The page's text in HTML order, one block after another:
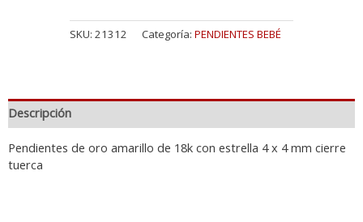
SKU: 21312 Categoría: PENDIENTES BEBÉ
Descripción
Pendientes de oro amarillo de 18k con estrella 4 x 4 mm cierre
tuerca